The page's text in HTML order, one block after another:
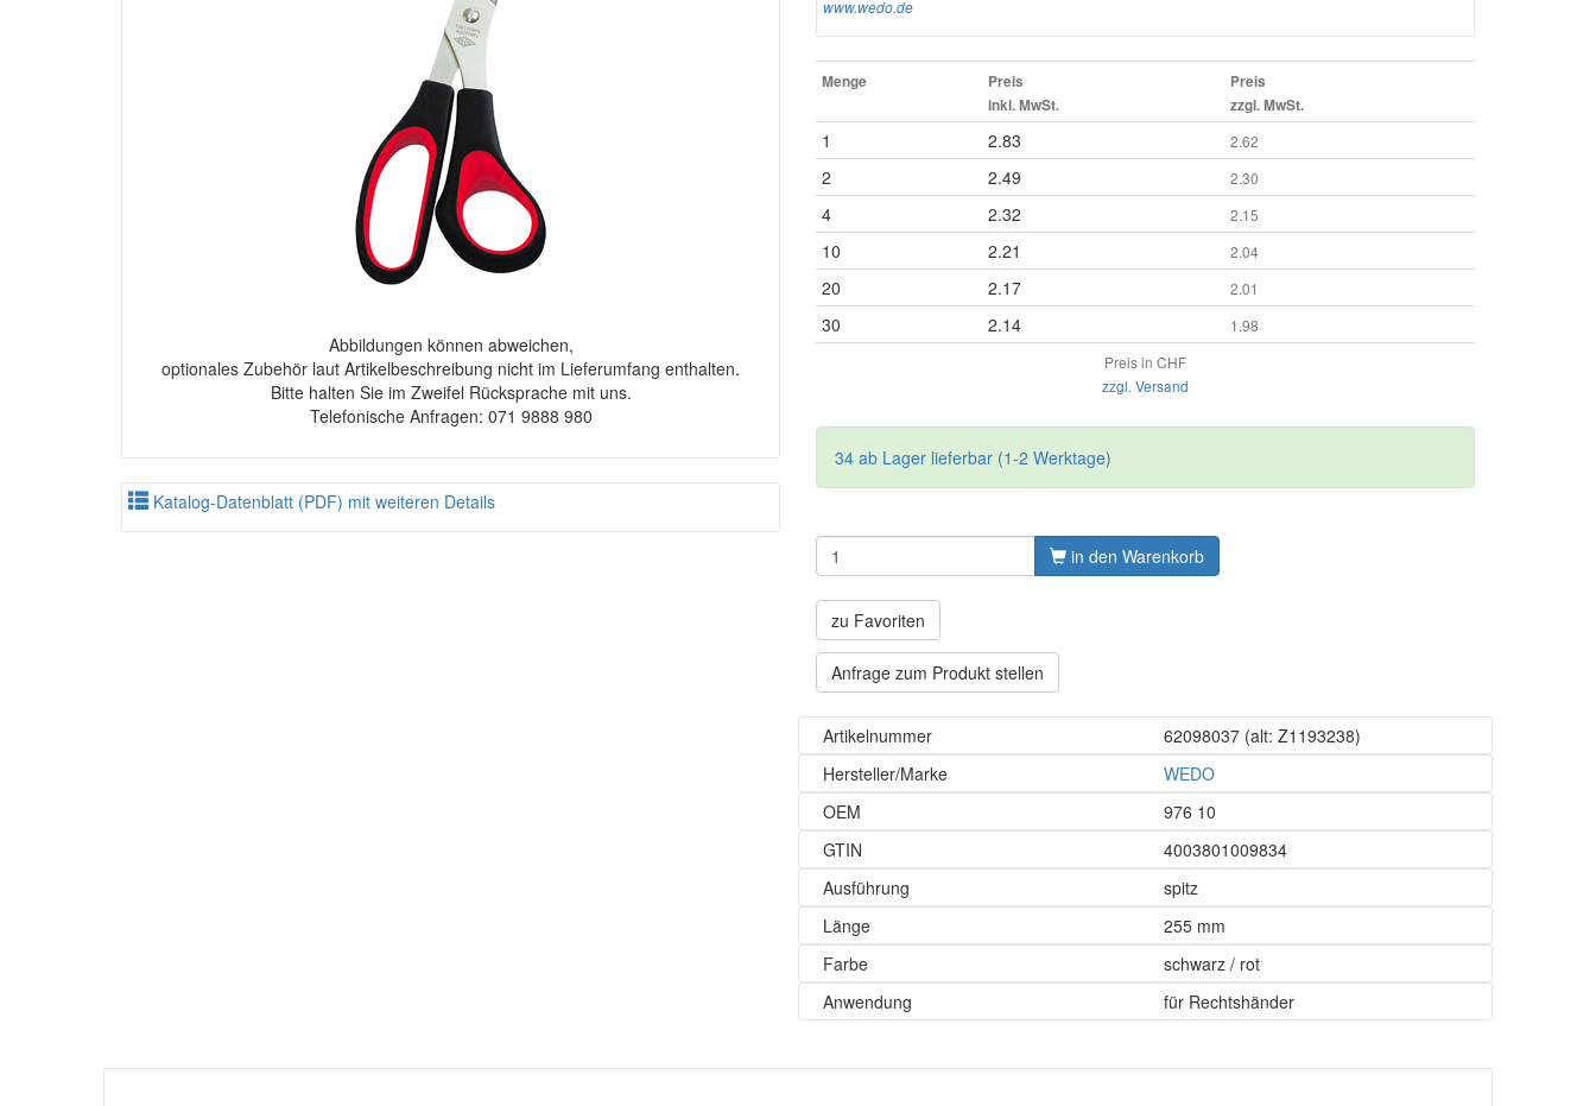
Abbildungen können abweichen,
optionales Zubehör laut Artikelbeschreibung nicht im Lieferumfang enthalten.
Bitte halten Sie im Zweifel Rücksprache mit uns.
Telefonische Anfragen: 071 9888 980
Katalog-Datenblatt (PDF) mit weiteren Details
www.wedo.de
Menge
Preis
inkl. MwSt.
Preis
zzgl. MwSt.
1 2.83 2.62
2 2.49 2.30
4 2.32 2.15
10 2.21 2.04
20 2.17 2.01
30 2.14
1.98
Preis in CHF
zzgl. Versand
34 ab Lager lieferbar (1-2 Werktage)
in den Warenkorb
zu Favoriten
Anfrage zum Produkt stellen
Artikelnummer 62098037(alt: Z1193238)
Hersteller/Marke
WEDO
OEM
976 10
GTIN
4003801009834
Ausführung
spitz
Länge
255 mm
Farbe
schwarz / rot
Anwendung
für Rechtshänder